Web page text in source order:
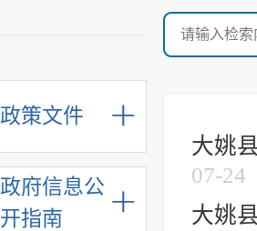
政策文件
政府信息公
开指南
大姚
07-24
大姚